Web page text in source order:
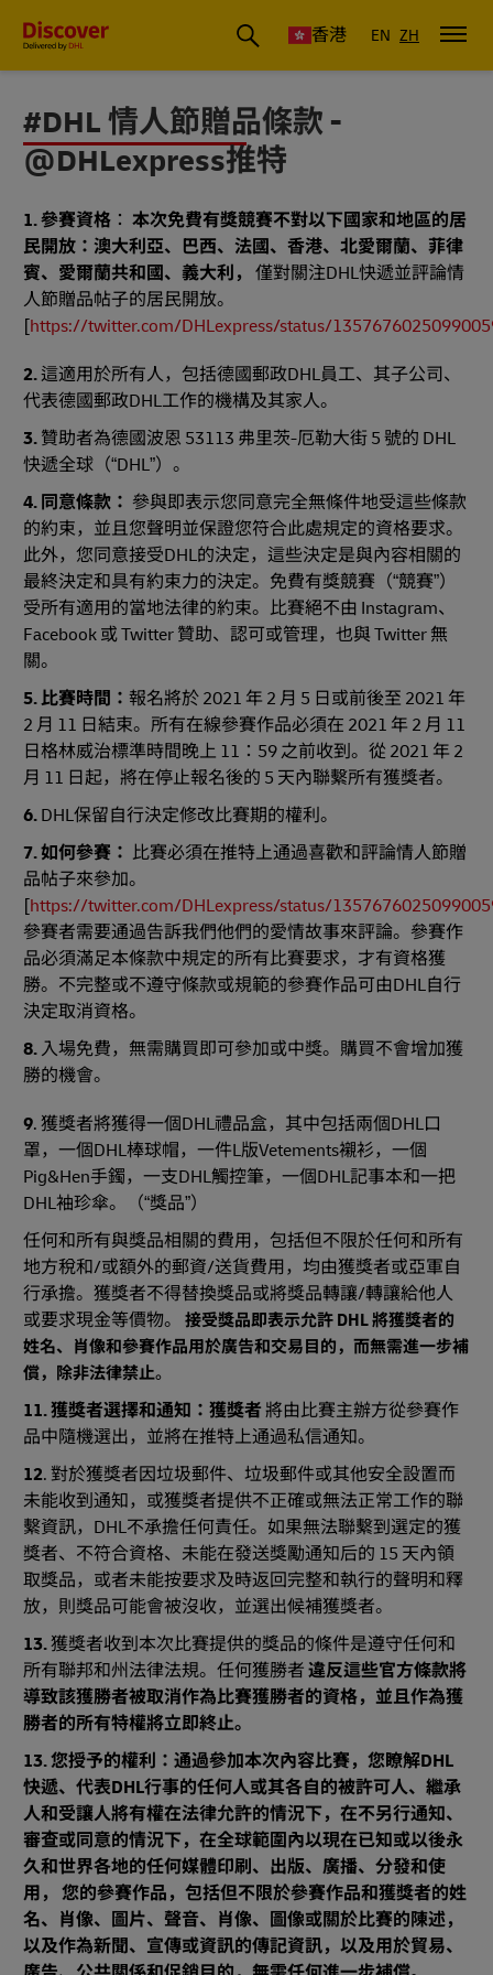
香港 EN ZH
#DHL 情人節贈品條款 -
@DHLexpress推特
1. 參賽資格 ： 本次免費有獎競賽不對以下國家和地區的居
民開放：澳大利亞、巴西、法國、香港、北愛爾蘭、菲律
賓、愛爾蘭共和國、義大利， 僅對關注DHL快遞並評論情
人節贈品帖子的居民開放。
[https://twitter.com/DHLexpress/status/
2.這適用於所有人，包括德國郵政DHL員工、其子公司、
代表德國郵政DHL工作的機構及其家人。
3. 贊助者為德國波恩 53113 弗里茨-厄勒大街 5 號的 DHL
快遞全球（“DHL”）。
4. 同意條款： 參與即表示您同意完全無條件地受這些條款
的約束，並且您聲明並保證您符合此處規定的資格要求。
此外，您同意接受DHL的決定，這些決定是與內容相關的
最終決定和具有約束力的決定。免費有獎競賽（“競賽”）
受所有適用的當地法律的約束。比賽絕不由 Instagram、
Facebook 或 Twitter 贊助、認可或管理，也與 Twitter 無
關。
5. 比賽時間： 報名將於 2021 年 2 月 5 日或前後至 2021 年
2 月 11 日結束。所有在線參賽作品必須在 2021 年 2 月 11
日格林威治標準時間晚上 11：59 之前收到。從 2021 年 2
月 11 日起，將在停止報名後的 5 天內聯繫所有獲獎者。
6. DHL保留自行決定修改比賽期的權利。
7. 如何參賽： 比賽必須在推特上通過喜歡和評論情人節贈
品帖子來參加。
[https://twitter.com/DHLexpress/status/
參賽者需要通過告訴我們他們的愛情故事來評論。參賽作
品必須滿足本條款中規定的所有比賽要求，才有資格獲
勝。不完整或不遵守條款或規範的參賽作品可由DHL自行
決定取消資格。
8. 入場免費，無需購買即可參加或中獎。購買不會增加獲
勝的機會。
9. 獲獎者將獲得一個DHL禮品盒，其中包括兩個DHL口
罩，一個DHL棒球帽，一件L版Vetements襯衫，一個
Pig&Hen手鐲，一支DHL觸控筆，一個DHL記事本和一把
DHL袖珍傘。（“獎品”）
任何和所有與獎品相關的費用，包括但不限於任何和所有
地方稅和/或額外的郵資/送貨費用，均由獲獎者或亞軍自
行承擔。獲獎者不得替換獎品或將獎品轉讓/轉讓給他人
或要求現金等價物。 接受獎品即表示允許 DHL 將獲獎者的
姓名、肖像和參賽作品用於廣告和交易目的，而無需進一步補
償，除非法律禁止。
11. 獲獎者選擇和通知：獲獎者將由比賽主辦方從參賽作
品中隨機選出，並將在推特上通過私信通知。
12. 對於獲獎者因垃圾郵件、垃圾郵件或其他安全設置而
未能收到通知，或獲獎者提供不正確或無法正常工作的聯
繫資訊，DHL不承擔任何責任。如果無法聯繫到選定的獲
獎者、不符合資格、未能在發送獎勵通知后的 15 天內領
取獎品，或者未能按要求及時返回完整和執行的聲明和釋
放，則獎品可能會被沒收，並選出候補獲獎者。
13.獲獎者收到本次比賽提供的獎品的條件是遵守任何和
所有聯邦和州法律法規。任何獲勝者 違反這些官方條款將
導致該獲勝者被取消作為比賽獲勝者的資格，並且作為獲
勝者的所有特權將立即終止。
13. 您授予的權利：通過參加本次內容比賽，您瞭解DHL
快遞、代表DHL行事的任何人或其各自的被許可人、繼承
人和受讓人將有權在法律允許的情況下，在不另行通知、
審查或同意的情況下，在全球範圍內以現在已知或以後永
久和世界各地的任何媒體印刷、出版、廣播、分發和使
用， 您的參賽作品，包括但不限於參賽作品和獲獎者的姓
名、肖像、圖片、聲音、肖像、圖像或關於比賽的陳述，
以及作為新聞、宣傳或資訊的傳記資訊，以及用於貿易、